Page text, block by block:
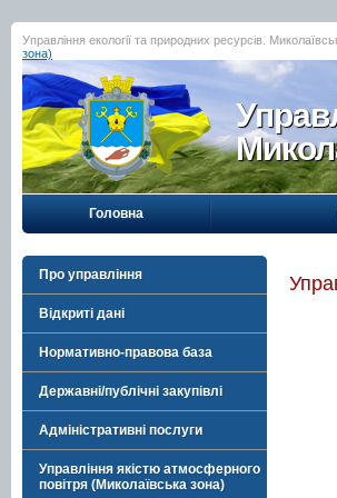
Управління екології та природних ресурсів.
зона)
Головна
Про управління
Відкриті дані
Нормативно-правова база
Державні/публічні закупівлі
Адміністративні послуги
Управління якістю атмосферного
повітря (Миколаївська зона)